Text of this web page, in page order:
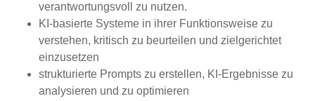
verantwortungsvoll zu nutzen.
KI‑basierte Systeme in ihrer Funktionsweise zu
verstehen, kritisch zu beurteilen und zielgerichtet
einzusetzen
strukturierte Prompts zu erstellen, KI‑Ergebnisse zu
analysieren und zu optimieren